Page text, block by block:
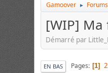
Gamoover ►
[WIP]
Démarré par
EN BAS Pages 1 2